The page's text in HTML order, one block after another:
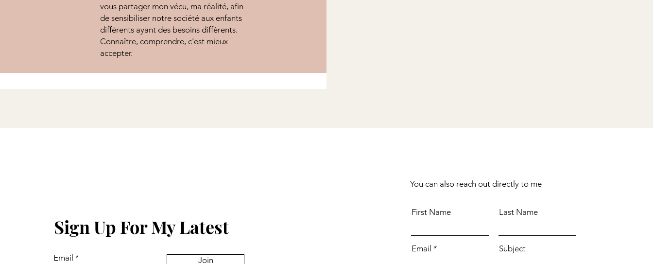
vous partager mon vécu, ma réalité, afin
de sensibiliser notre société aux enfants
différents ayant des besoins différents.
Connaître, comprendre, c'est mieux
accepter.
Sign Up For My Latest
Email Join
You can also reach out directly to me
First Name Last Name
Email Subject